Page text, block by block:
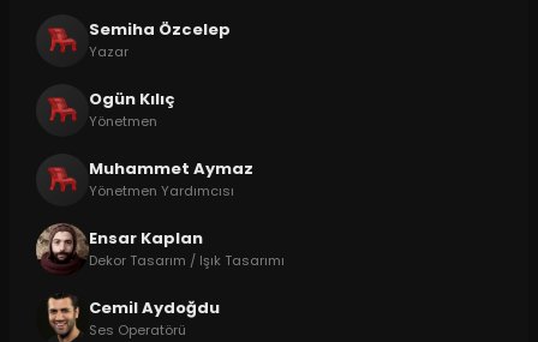
Semiha Özcelep
Yazar
Ogün Kılıç
Yönetmen
Muhammet Aymaz
Yönetmen Yardımcısı
Ensar Kaplan
Dekor Tasarım / Işık Tasarımı
Cemil Aydoğdu
Ses Operatörü